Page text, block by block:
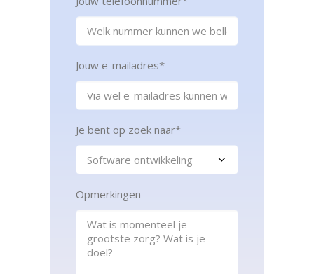
Jouw e-mailadres*
Je bent op zoek naar*
Opmerkingen